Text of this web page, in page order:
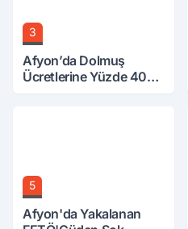
3
Afyon’da Dolmuş
Ücretlerine Yüzde 40
5
Afyon'da Yakalanan